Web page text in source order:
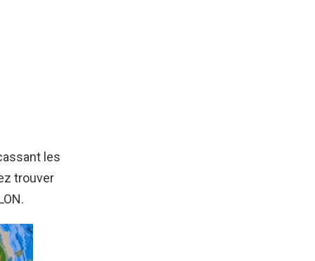
les
trouver